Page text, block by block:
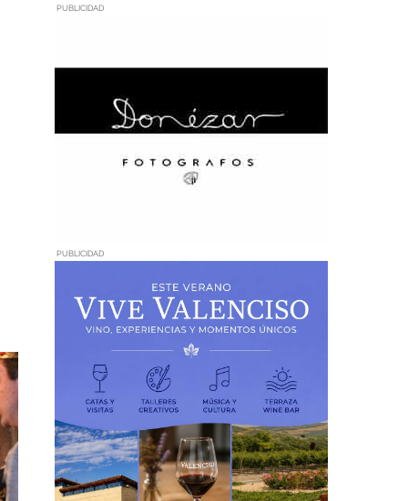
PUBLICIDAD
PUBLICIDAD